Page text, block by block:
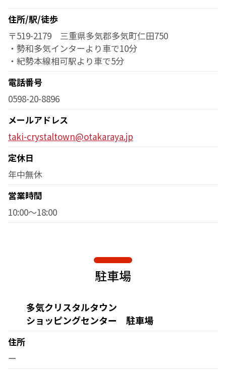
住所/駅/徒歩
〒519-2179 三重県多気郡多気町仁田750
・勢和多気インターより車で10分
・紀勢本線相可駅より車で5分
電話番号
0598-20-8896
メールアドレス
taki-crystaltown@otakaraya.jp
定休日
年中無休
営業時間
10:00～18:00
駐車場
多気クリスタルタウン
ショッピングセンター 駐車場
住所
ー